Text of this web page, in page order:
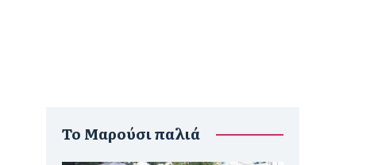
To Μαρούσι παλιά